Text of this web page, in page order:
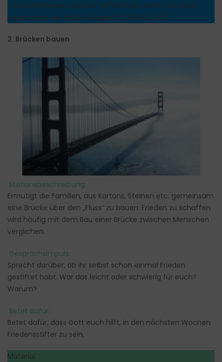
hüte seineZunge, dass sie nichts Böses rede, und seine
Lippen, dass sie nicht betrügen. (1. Petrus 3, 10)
2. Brücken bauen
Stationsbeschreibung:
Ermutigt die Familien, aus Kartons, Steinen etc. gemeinsam
eine Brücke über den „Fluss“ zu bauen. Frieden zu schaffen
wird häufig mit dem Bau einer Brücke zwischen Menschen
verglichen.
Gesprächsimpuls:
Sprecht darüber, ob ihr selbst schon einmal Frieden
gestiftet habt. War das leicht oder schwierig für euch?
Warum?
Betet dafür:
Betet dafür, dass Gott euch hilft, in den nächsten Wochen
Friedensstifter zu sein.
Material: